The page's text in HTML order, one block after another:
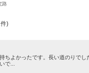
路
)
ちよかったです。長い道のりでし
で...